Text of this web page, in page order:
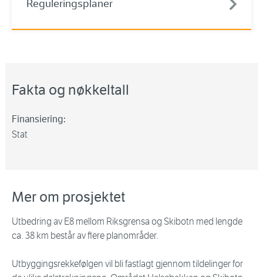
Reguleringsplaner
Fakta og nøkkeltall
Finansiering:
Stat
Mer om prosjektet
Utbedring av E8 mellom Riksgrensa og Skibotn med lengde
ca. 38 km består av flere planområder.
Utbyggingsrekkefølgen vil bli fastlagt gjennom tildelinger for